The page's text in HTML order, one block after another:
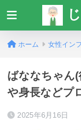
ホーム 女性イン
ばななちゃん(
や身長などプ
2025年6月16日